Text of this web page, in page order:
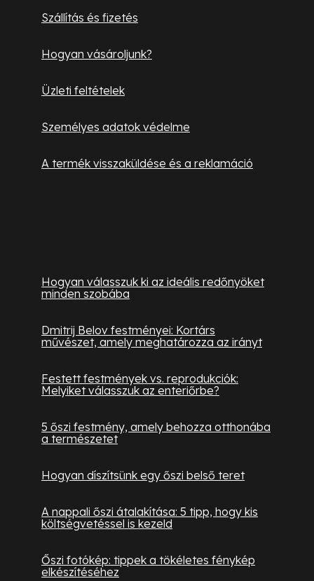
Szállítás és fizetés
Hogyan vásároljunk?
Üzleti feltételek
Személyes adatok védelme
A termék visszaküldése és a reklamáció
Hogyan válasszuk ki az ideális redőnyöket
minden szobába
Dmitrij Belov festményei: Kortárs
művészet, amely meghatározza az irányt
Festett festmények vs. reprodukciók:
Melyiket válasszuk az enteriőrbe?
5 őszi festmény, amely behozza otthonába
a természetet
Hogyan díszítsünk egy őszi belső teret
A nappali őszi átalakítása: 5 tipp, hogy kis
költségvetéssel is kezeld
Őszi fotókép: tippek a tökéletes fénykép
elkészítéséhez